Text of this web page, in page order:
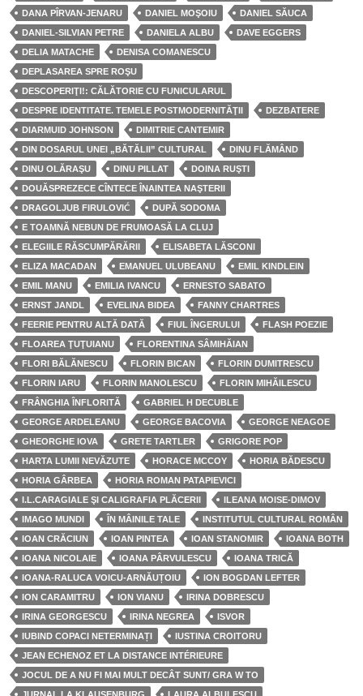
DANA PÎRVAN-JENARU
DANIEL MOŞOIU
DANIEL SĂUCA
DANIEL-SILVIAN PETRE
DANIELA ALBU
DAVE EGGERS
DELIA MATACHE
DENISA COMANESCU
DEPLASAREA SPRE ROŞU
DESCOPERIŢI!: CĂLĂTORIE CU FUNICULARUL
DESPRE IDENTITATE. TEMELE POSTMODERNITĂŢII
DEZBATERE
DIARMUID JOHNSON
DIMITRIE CANTEMIR
DIN DOSARUL UNEI „BĂTĂLII” CULTURAL
DINU FLĂMÂND
DINU OLĂRAŞU
DINU PILLAT
DOINA RUŞTI
DOUĂSPREZECE CÎNTECE ÎNAINTEA NAŞTERII
DRAGOLJUB FIRULOVIĆ
DUPĂ SODOMA
E TOAMNĂ NEBUN DE FRUMOASĂ LA CLUJ
ELEGIILE RĂSCUMPĂRĂRII
ELISABETA LĂSCONI
ELIZA MACADAN
EMANUEL ULUBEANU
EMIL KINDLEIN
EMIL MANU
EMILIA IVANCU
ERNESTO SABATO
ERNST JANDL
EVELINA BIDEA
FANNY CHARTRES
FEERIE PENTRU ALTĂ DATĂ
FIUL ÎNGERULUI
FLASH POEZIE
FLOAREA ŢUŢUIANU
FLORENTINA SÂMIHĂIAN
FLORI BĂLĂNESCU
FLORIN BICAN
FLORIN DUMITRESCU
FLORIN IARU
FLORIN MANOLESCU
FLORIN MIHĂILESCU
FRÂNGHIA ÎNFLORITĂ
GABRIEL H DECUBLE
GEORGE ARDELEANU
GEORGE BACOVIA
GEORGE NEAGOE
GHEORGHE IOVA
GRETE TARTLER
GRIGORE POP
HARTA LUMII NEVĂZUTE
HORACE MCCOY
HORIA BĂDESCU
HORIA GÂRBEA
HORIA ROMAN PATAPIEVICI
I.L.CARAGIALE ŞI CALIGRAFIA PLĂCERII
ILEANA MOISE-DIMOV
IMAGO MUNDI
ÎN MÂINILE TALE
INSTITUTUL CULTURAL ROMÂN
IOAN CRĂCIUN
IOAN PINTEA IOAN STANOMIR
IOANA BOTH
IOANA NICOLAIE
IOANA PÂRVULESCU
IOANA TRICĂ
IOANA-RALUCA VOICU-ARNĂUȚOIU
ION BOGDAN LEFTER
ION CARAMITRU
ION VIANU
IRINA DOBRESCU
IRINA GEORGESCU
IRINA NEGREA
ISVOR
IUBIND COPACI NETERMINAȚI
IUSTINA CROITORU
JEAN ECHENOZ ET LA DISTANCE INTÉRIEURE
JOCUL DE A NU FI MAI MULT DECÂT SUNT/ GRA W TO